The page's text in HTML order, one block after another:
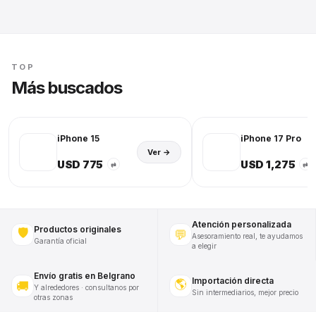
TOP
Más buscados
iPhone 15
USD 775 ⇄
Ver →
iPhone 17 Pro
USD 1,275 ⇄
🛡️ Productos originales
Garantía oficial 💬
Atención personalizada
Asesoramiento real, te ayudamos
a elegir
🚚
Envío gratis en Belgrano
Y alrededores · consultanos por
otras zonas
🌎 Importación directa
Sin intermediarios, mejor precio